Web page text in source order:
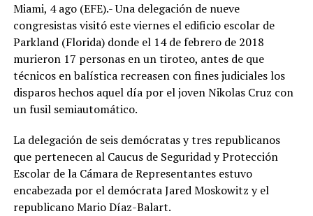
Miami, 4 ago (EFE).- Una delegación de nueve
congresistas visitó este viernes el edificio escolar de
Parkland (Florida) donde el 14 de febrero de 2018
murieron 17 personas en un tiroteo, antes de que
técnicos en balística recreasen con fines judiciales los
disparos hechos aquel día por el joven Nikolas Cruz con
un fusil semiautomático.
La delegación de seis demócratas y tres republicanos
que pertenecen al Caucus de Seguridad y Protección
Escolar de la Cámara de Representantes estuvo
encabezada por el demócrata Jared Moskowitz y el
republicano Mario Díaz-Balart.